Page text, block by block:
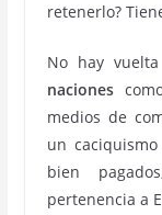
retenerlo?
No hay
naciones
medios de
un
bien
pertenencia a